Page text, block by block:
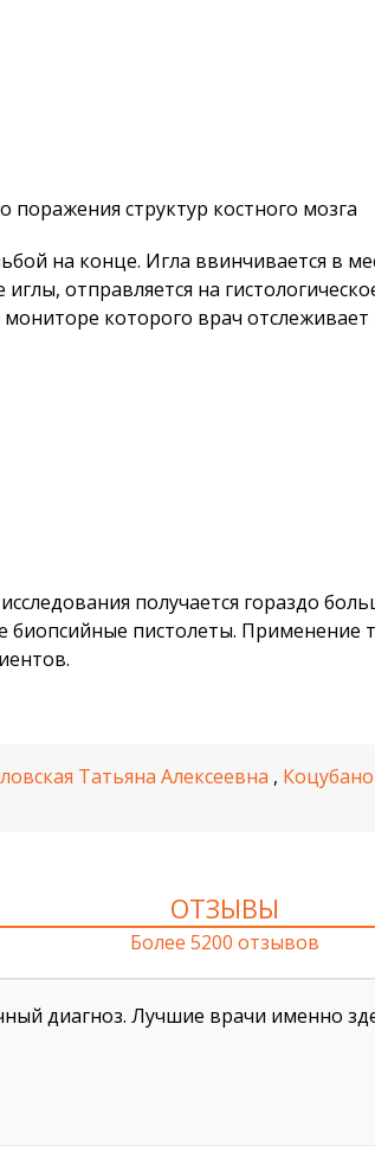
структур костного мозга
на конце. Игла ввинчивается в
отправляется на
которого врач
получается гораздо
пистолеты. Применение
Татьяна Алексеевна ,
ОТЗЫВЫ
Более 5200 отзывов
диагноз. Лучшие врачи именно